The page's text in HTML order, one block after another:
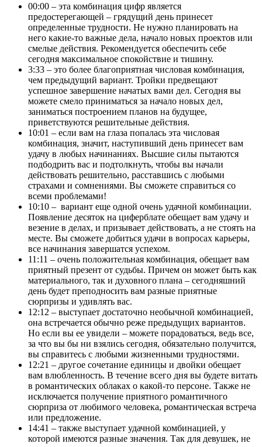
00:00 – эта комбинация цифр является
предостерегающей – грядущий день принесет
определенные трудности. Не нужно планировать на
него какие-то важные дела, начало новых проектов или
смелые действия. Рекомендуется обеспечить себе
сегодня максимальное спокойствие и тишину.
3:33 – это более благоприятная числовая комбинация,
чем предыдущий вариант. Тройки предвещают
успешное завершение начатых вами дел. Сегодня вы
можете смело приниматься за начало новых дел,
заниматься построением планов на будущее,
приветствуются решительные действия.
10:01 – если вам на глаза попалась эта числовая
комбинация, значит, наступивший день принесет вам
удачу в любых начинаниях. Высшие силы пытаются
подбодрить вас и подтолкнуть, чтобы вы начали
действовать решительно, расставшись с любыми
страхами и сомнениями. Вы сможете справиться со
всеми проблемами!
10:10 – вариант еще одной очень удачной комбинации.
Появление десяток на циферблате обещает вам удачу и
везение в делах, и призывает действовать, а не стоять на
месте. Вы сможете добиться удачи в вопросах карьеры,
все начинания завершатся успехом.
11:11 – очень положительная комбинация, обещает вам
приятный презент от судьбы. Причем он может быть как
материального, так и духовного плана – сегодняшний
день будет преподносить вам разные приятные
сюрпризы и удивлять вас.
12:12 – выступает достаточно необычной комбинацией,
она встречается обычно реже предыдущих вариантов.
Но если вы ее увидели – можете порадоваться, ведь все,
за что вы бы ни взялись сегодня, обязательно получится,
вы справитесь с любыми жизненными трудностями.
12:21 – другое сочетание единицы и двойки обещает
вам влюбленность. В течение всего дня вы будете витать
в романтических облаках о какой-то персоне. Также не
исключается получение приятного романтичного
сюрприза от любимого человека, романтическая встреча
или предложение.
14:41 – также выступает удачной комбинацией, у
которой имеются разные значения. Так для девушек, не